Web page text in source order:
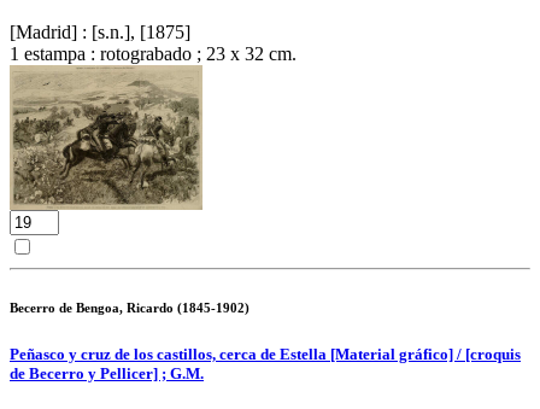
[Madrid] : [s.n.], [1875]
1 estampa : rotograbado ; 23 x 32 cm.
Becerro de Bengoa, Ricardo (1845-1902)
Peñasco y cruz de los castillos, cerca de Estella [Material gráfico] / [croquis
de Becerro y Pellicer] ; G.M.